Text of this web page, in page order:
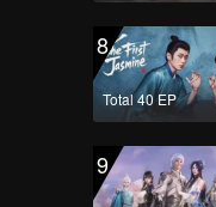
8
Total 40 EP
9